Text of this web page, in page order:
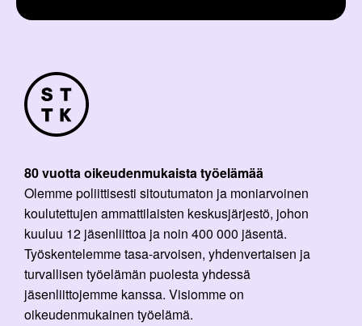
80 vuotta oikeudenmukaista työelämää
Olemme poliittisesti sitoutumaton ja moniarvoinen
koulutettujen ammattilaisten keskusjärjestö, johon
kuuluu 12 jäsenliittoa ja noin 400 000 jäsentä.
Työskentelemme tasa-arvoisen, yhdenvertaisen ja
turvallisen työelämän puolesta yhdessä
jäsenliittojemme kanssa. Visiomme on
oikeudenmukainen työelämä.